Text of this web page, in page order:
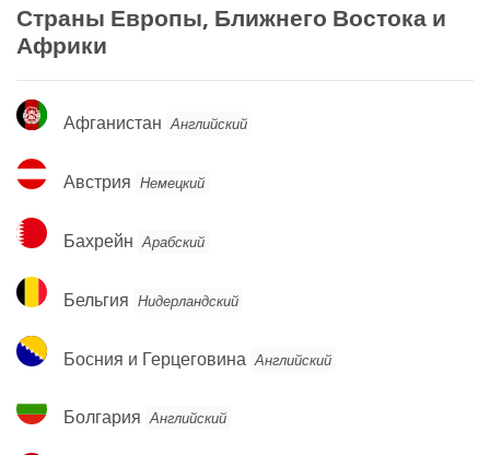
Страны Европы, Ближнего Востока и
Африки
Афганистан
Афганистан Английский
Австрия
Австрия Немецкий
Бахрейн
Бахрейн Арабский
Бельгия
Бельгия Нидерландский
Босния
и
Босния и Герцеговина Английский
Болгария
Болгария Английский